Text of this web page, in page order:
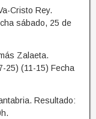
Cristo Rey.
sábado, 25 de
Zalaeta.
25) (11-15) Fecha
Resultado: